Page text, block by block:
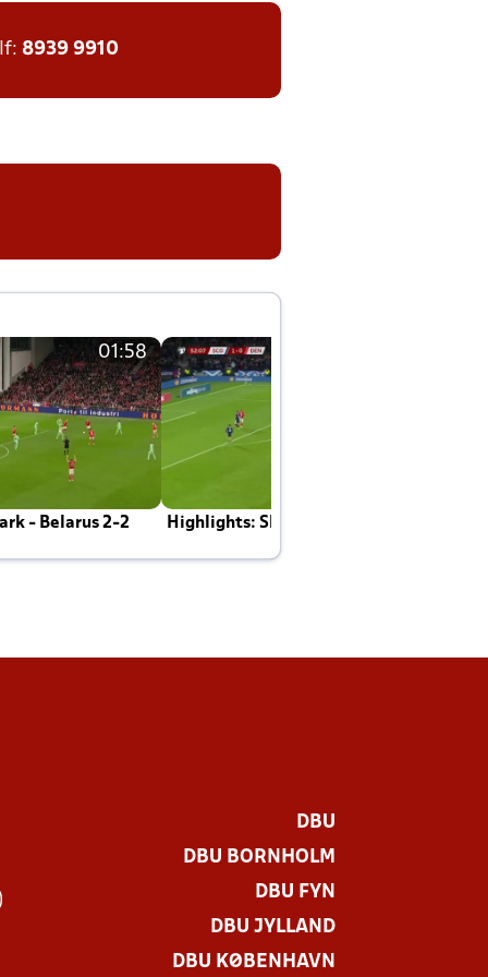
8939 9910
01:58
- Belarus 2-2 Highlights: Skotland - Danmark 4-2
DBU
DBU BORNHOLM
DBU FYN
DBU JYLLAND
DBU KØBENHAVN